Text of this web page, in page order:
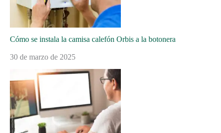
Cómo se instala la camisa calefón Orbis a la botonera
30 de marzo de 2025